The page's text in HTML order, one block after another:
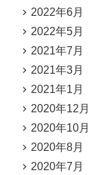
2022年6月
2022年5月
2021年7月
2021年3月
2021年1月
2020年12月
2020年10月
2020年8月
2020年7月